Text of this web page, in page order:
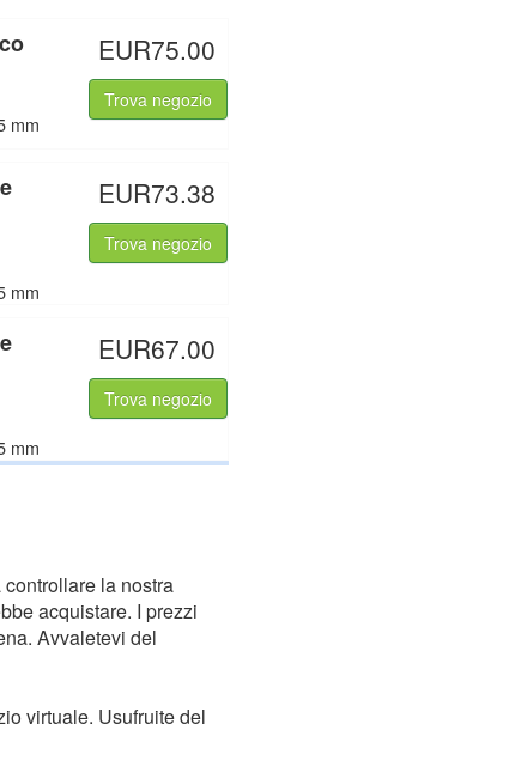
mm
EUR75.00
Trova negozio
mm
EUR73.38
Trova negozio
mm
EUR67.00
Trova negozio
la nostra
acquistare. I prezzi
Avvaletevi del
virtuale. Usufruite del